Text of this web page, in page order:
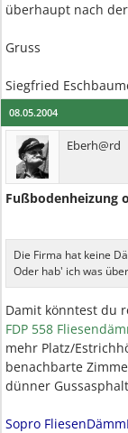
überhaupt nach der
Gruss
Siegfried
08.05.2004
Eberh@rd
Fußbodenheizung
Die Firma hat keine
Oder hab' ich was
Damit könntest du
FDP 558
mehr Platz/
benachbarte
dünner
Sopro